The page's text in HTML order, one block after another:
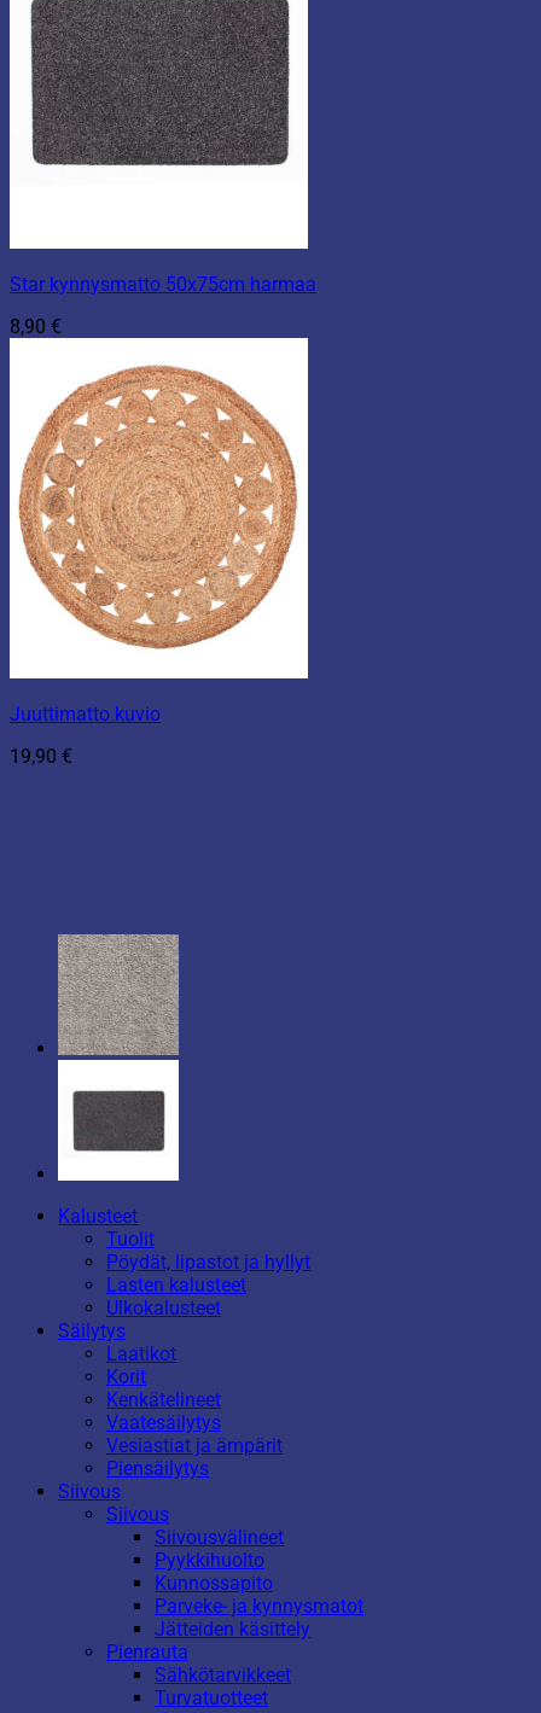
Star kynnysmatto 50x75cm harmaa
8,90 €
Juuttimatto kuvio
19,90 €
Kalusteet
Tuolit
Pöydät, lipastot ja hyllyt
Lasten kalusteet
Ulkokalusteet
Säilytys
Laatikot
Korit
Kenkätelineet
Vaatesäilytys
Vesiastiat ja ämpärit
Piensäilytys
Siivous
Siivous
Siivousvälineet
Pyykkihuolto
Kunnossapito
Parveke- ja kynnysmatot
Jätteiden käsittely
Pienrauta
Sähkötarvikkeet
Turvatuotteet